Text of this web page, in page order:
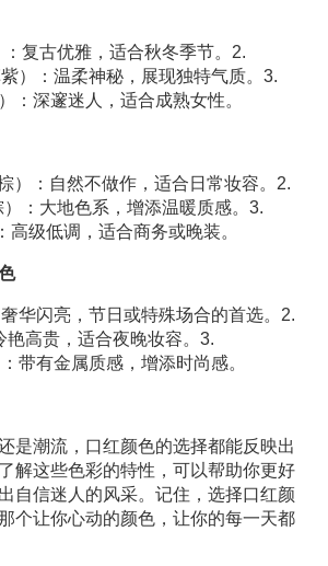
复古优雅，适合秋冬季节。2.
）：温柔神秘，展现独特气质。3.
：深邃迷人，适合成熟女性。
）：自然不做作，适合日常妆容。2.
：大地色系，增添温暖质感。3.
高级低调，适合商务或晚装。
华闪亮，节日或特殊场合的首选。2.
艳高贵，适合夜晚妆容。3.
带有金属质感，增添时尚感。
是潮流，口红颜色的选择都能反映出
解这些色彩的特性，可以帮助你更好
自信迷人的风采。记住，选择口红颜
个让你心动的颜色，让你的每一天都